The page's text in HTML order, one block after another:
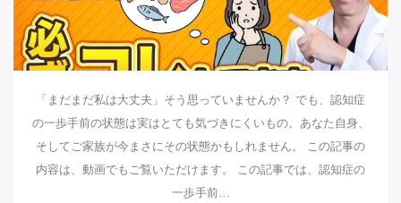
「まだまだ私は大丈夫」そう思っていませんか？ でも、認知症
の一歩手前の状態は実はとても気づきにくいもの。あなた自身、
そしてご家族が今まさにその状態かもしれません。 この記事の
内容は、動画でもご覧いただけます。 この記事では、認知症の
一歩手前…